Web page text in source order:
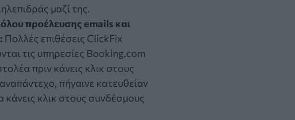
μαζί της.
προέλευσης emails και
Πολλές επιθέσεις ClickFix
τις υπηρεσίες Booking.com
πριν κάνεις κλικ στους
πήγαινε κατευθείαν
κάνεις κλικ στους συνδέσμους